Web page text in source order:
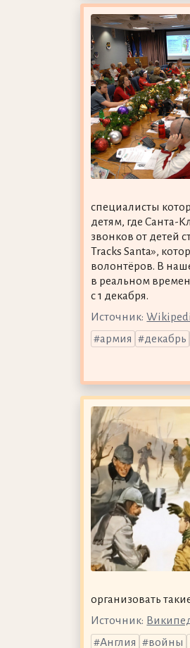
специалисты
детям, где Санта-
звонков от детей
Tracks Santa»,
волонтёров. В
в реальном
с 1 декабря.
Источник:
армия
декабрь
организовать
Источник:
Англия
войны